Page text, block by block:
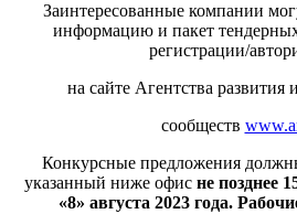
Заинтересованные компании
информацию и пакет
регистрации/
на сайте Агентства развития
сообществ
Конкурсные предложения
указанный ниже офисне позднее
«8» августа 2023 года.